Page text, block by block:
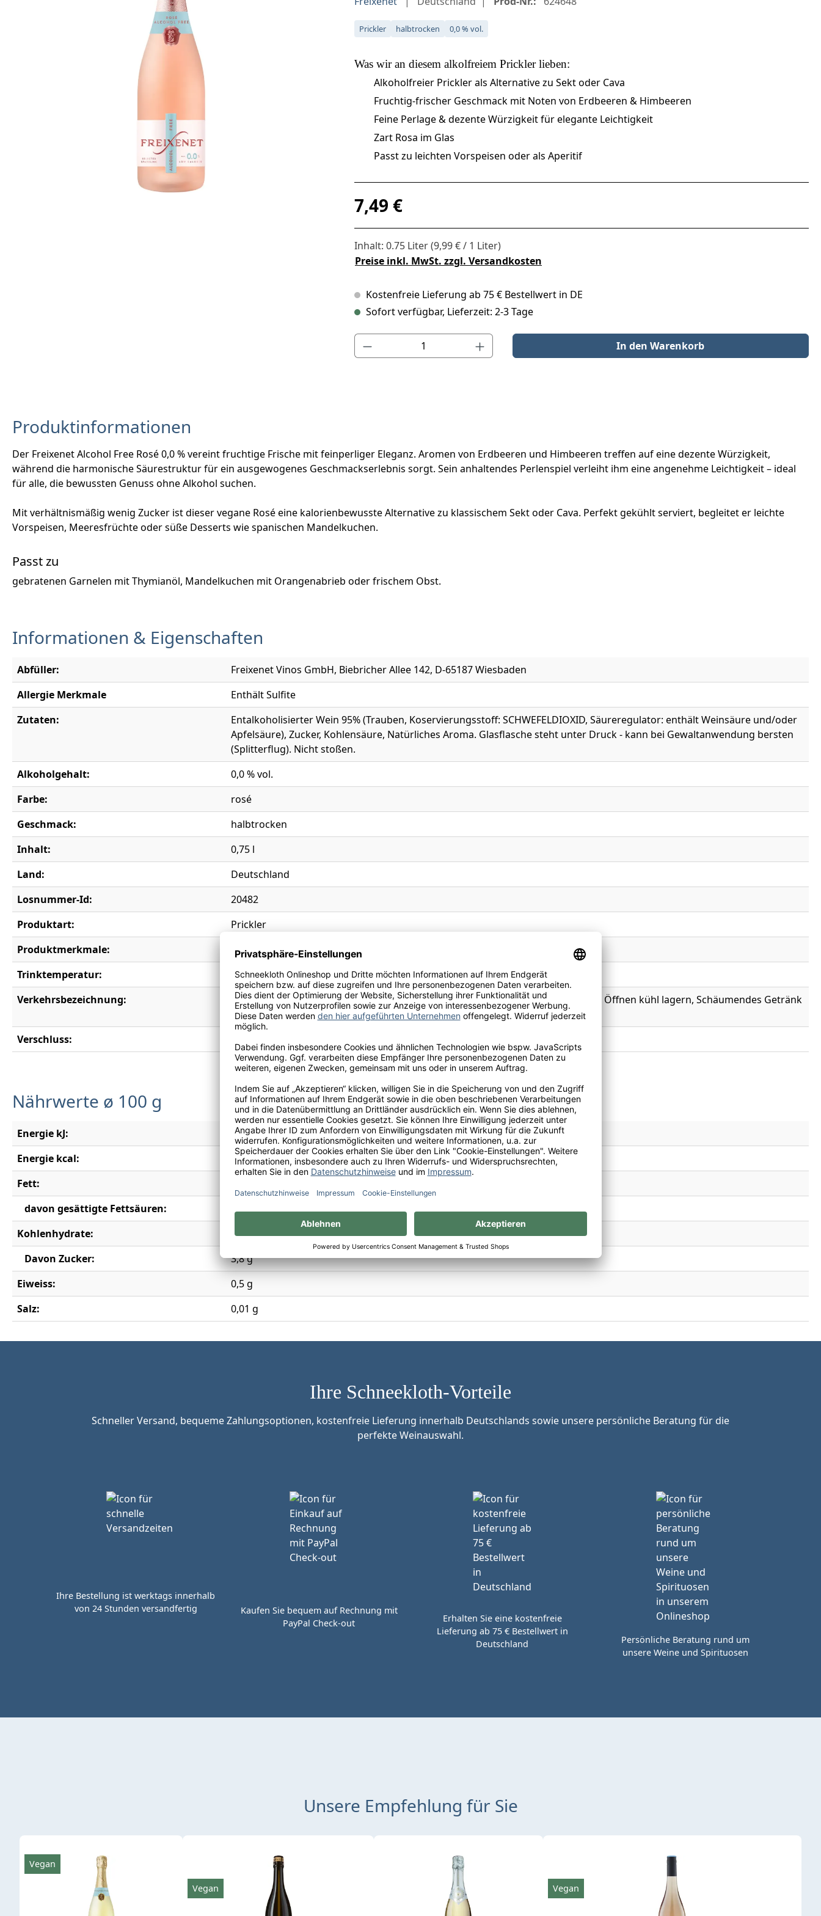
Prickler halbtrocken 0,0 % vol.
Was wir an diesem alkolfreiem Pricklerlieben:
Alkoholfreier Prickler als Alternative zu Sekt oder Cava
Fruchtig-frischer Geschmack mit Noten von Erdbeeren & Himbeeren
Feine Perlage & dezente Würzigkeit für elegante Leichtigkeit
Zart Rosa im Glas
Passt zu leichten Vorspeisen oder als Aperitif
Regulärer Preis:
7,49 €
Inhalt: 0.75 Liter(9,99 € / 1 Liter)
Preise inkl. MwSt. zzgl. Versandkosten
Kostenfreie Lieferung ab 75 € Bestellwert in DE
Sofort verfügbar, Lieferzeit: 2-3 Tage
Produkt Anzahl: Gib den gewünschten Wert ein oder benutze die Schaltflächen um die Anzahl zu erhöhen oder zu
In den Warenkorb
Produktinformationen
Der Freixenet Alcohol Free Rosé 0,0 % vereint fruchtige Frische mit feinperliger Eleganz. Aromen von Erdbeeren und Himbeeren treffen auf eine dezente Würzigkeit,
während die harmonische Säurestruktur für ein ausgewogenes Geschmackserlebnis sorgt. Sein anhaltendes Perlenspiel verleiht ihm eine angenehme Leichtigkeit – ideal
für alle, die bewussten Genuss ohne Alkohol suchen.
Mit verhältnismäßig wenig Zucker ist dieser vegane Rosé eine kalorienbewusste Alternative zu klassischem Sekt oder Cava. Perfekt gekühlt serviert, begleitet er leichte
Vorspeisen, Meeresfrüchte oder süße Desserts wie spanischen Mandelkuchen.
Passt zu
gebratenen Garnelen mit Thymianöl, Mandelkuchen mit Orangenabrieb oder frischem Obst.
Informationen & Eigenschaften
Abfüller:
Freixenet Vinos GmbH, Biebricher Allee 142, D-65187 Wiesbaden
Allergie Merkmale
Enthält Sulfite
Zutaten:
Entalkoholisierter Wein 95% (Trauben, Koservierungsstoff: SCHWEFELDIOXID, Säureregulator: enthält Weinsäure und/oder
Apfelsäure), Zucker, Kohlensäure, Natürliches Aroma. Glasflasche steht unter Druck - kann bei Gewaltanwendung bersten
(Splitterflug). Nicht stoßen.
Alkoholgehalt:
0,0 % vol.
Farbe:
rosé
Geschmack:
halbtrocken
Inhalt:
0,75 l
Land:
Deutschland
Losnummer-Id:
20482
Produktart:
Prickler
Produktmerkmale:
Alkoholfrei, Vegan
Trinktemperatur:
6-8°C
Verkehrsbezeichnung:
0,0% Low Calorie Selected Sparkling, Freixenet Alcohol Free Sparkling, Nach dem Öffnen kühl lagern, Schäumendes Getränk
aus entalkoholisiertem Wein
Verschluss:
Nährwerte ø 100 g
Energie kJ:
78 kJ
Energie kcal:
18 kcal
Fett:
davon gesättigte Fettsäuren:
0,1 g
Kohlenhydrate:
4,4 g
Davon Zucker:
3,8 g
Eiweiss:
0,5 g
Salz:
0,01 g
Ihre Schneekloth-Vorteile
Schneller Versand, bequeme Zahlungsoptionen, kostenfreie Lieferung innerhalb Deutschlands sowie unsere persönliche Beratung für die
perfekte Weinauswahl.
Ihre Bestellung ist werktags innerhalb
von 24 Stunden versandfertig
Kaufen Sie bequem auf Rechnung mit
PayPal Check-out
Erhalten Sie eine kostenfreie
Lieferung ab 75 € Bestellwert in
Deutschland
Persönliche Beratung rund um
unsere Weine und Spirituosen
Unsere Empfehlung für Sie
Produktgalerie überspringen
Vegan
Vegan Vegan